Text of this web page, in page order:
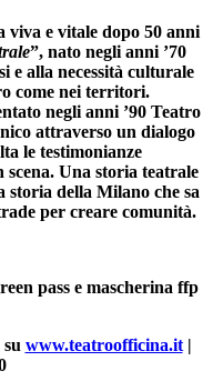
viva e vitale dopo 50 anni
”, nato negli anni ’70
e alla necessità culturale
come nei territori.
negli anni ’90 Teatro
attraverso un dialogo
le testimonianze
Una storia teatrale
storia della Milano che sa
per creare comunità.
pass e mascherina ffp
www.teatroofficina.it|